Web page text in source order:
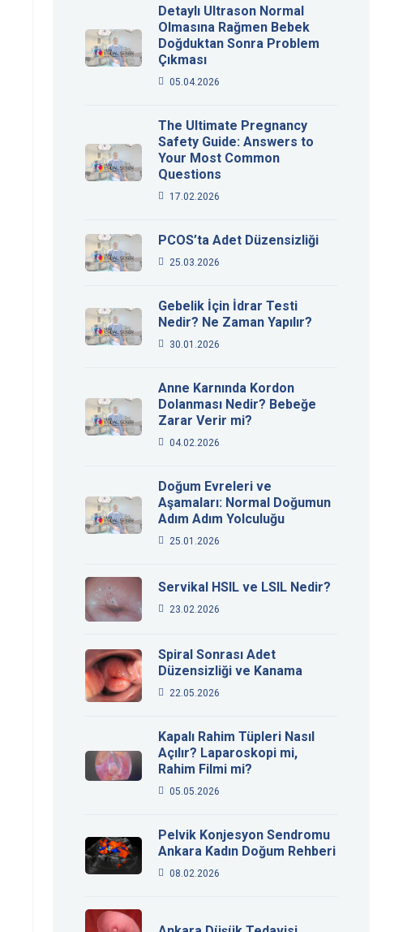
Detaylı Ultrason Normal
Olmasına Rağmen Bebek
Doğduktan Sonra Problem
Çıkması
05.04.2026
The Ultimate Pregnancy
Safety Guide: Answers to
Your Most Common
Questions
17.02.2026
PCOS’ta Adet Düzensizliği
25.03.2026
Gebelik İçin İdrar Testi
Nedir? Ne Zaman Yapılır?
30.01.2026
Anne Karnında Kordon
Dolanması Nedir? Bebeğe
Zarar Verir mi?
04.02.2026
Doğum Evreleri ve
Aşamaları: Normal Doğumun
Adım Adım Yolculuğu
25.01.2026
Servikal HSIL ve LSIL Nedir?
23.02.2026
Spiral Sonrası Adet
Düzensizliği ve Kanama
22.05.2026
Kapalı Rahim Tüpleri Nasıl
Açılır? Laparoskopi mi,
Rahim Filmi mi?
05.05.2026
Pelvik Konjesyon Sendromu
Ankara Kadın Doğum Rehberi
08.02.2026